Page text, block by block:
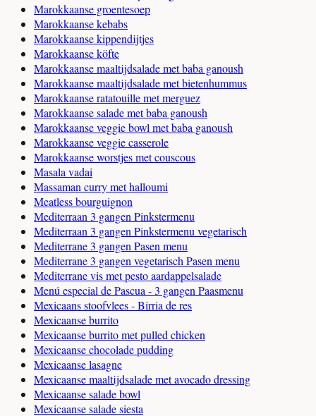
Marokkaanse groentesoep
Marokkaanse kebabs
Marokkaanse kippendijtjes
Marokkaanse köfte
Marokkaanse maaltijdsalade met baba ganoush
Marokkaanse maaltijdsalade met bietenhummus
Marokkaanse ratatouille met merguez
Marokkaanse salade met baba ganoush
Marokkaanse veggie bowl met baba ganoush
Marokkaanse veggie casserole
Marokkaanse worstjes met couscous
Masala vadai
Massaman curry met halloumi
Meatless bourguignon
Mediterraan 3 gangen Pinkstermenu
Mediterraan 3 gangen Pinkstermenu vegetarisch
Mediterrane 3 gangen Pasen menu
Mediterrane 3 gangen vegetarisch Pasen menu
Mediterrane vis met pesto aardappelsalade
Menú especial de Pascua - 3 gangen Paasmenu
Mexicaans stoofvlees - Birria de res
Mexicaanse burrito
Mexicaanse burrito met pulled chicken
Mexicaanse chocolade pudding
Mexicaanse lasagne
Mexicaanse maaltijdsalade met avocado dressing
Mexicaanse salade bowl
Mexicaanse salade siesta